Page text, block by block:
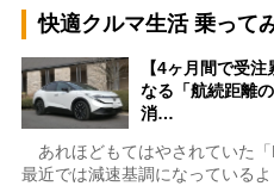
快適クルマ生活 乗って
【4ヶ月間で受
なる「航続距離
消…
あれほどもてはやされていた「
最近では減速基調になっている